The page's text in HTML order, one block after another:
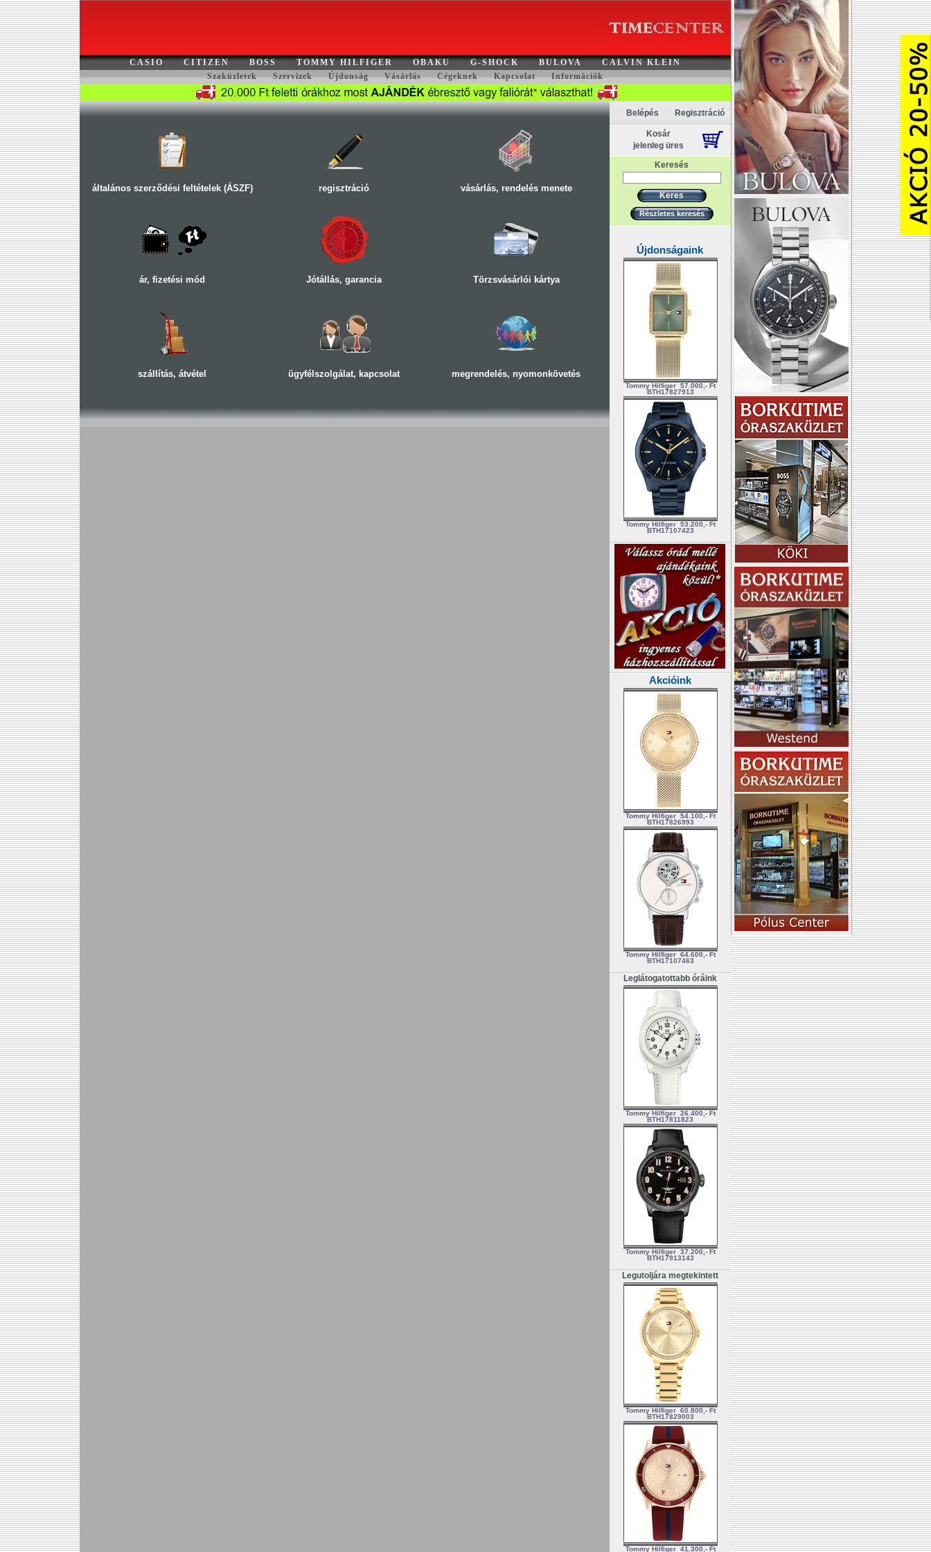
CASIO CITIZEN BOSS TOMMY HILFIGER OBAKU G-SHOCK BULOVA
CALVIN KLEIN
Szaküzletek
Szervizek Újdonság Vásárlás Cégeknek Kapcsolat Információk
általános szerződési feltételek (ÁSZF) regisztráció vásárlás, rendelés menete
ár, fizetési mód Jótállás, garancia Törzsvásárlói kártya
szállítás, átvétel ügyfélszolgálat, kapcsolat megrendelés, nyomonkövetés
Belépés Regisztráció
Kosár
jelenleg üres
Keresés
Részletes keresés
Újdonságaink
Tommy Hilfiger 57.000,- Ft
BTH17827913
Tommy Hilfiger 53.200,- Ft
BTH17107423
Akcióink
Tommy Hilfiger 54.100,- Ft
BTH17826993
Tommy Hilfiger 64.600,- Ft
BTH17107463
Leglátogatottabb óráink
Tommy Hilfiger 26.400,- Ft
BTH17811823
Tommy Hilfiger 37.200,- Ft
BTH17913143
Legutoljára megtekintett
Tommy Hilfiger 60.800,- Ft
BTH17829003
Tommy Hilfiger 41.300,- Ft